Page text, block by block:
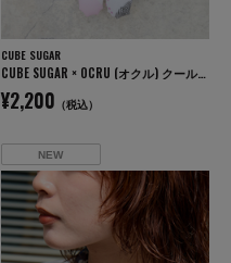
CUBE SUGAR
CUBE SUGAR × OCRU (オクル) クールリング
¥2,200 （税込）
NEW